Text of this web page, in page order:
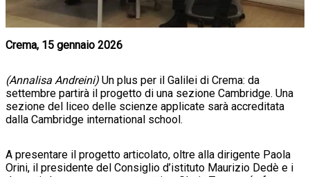
Crema, 15 gennaio 2026
(Annalisa Andreini) Un plus per il Galilei di Crema: da
settembre partirà il progetto di una sezione Cambridge. Una
sezione del liceo delle scienze applicate sarà accreditata
dalla Cambridge international school.
A presentare il progetto articolato, oltre alla dirigente Paola
Orini, il presidente del Consiglio d’istituto Maurizio Dedè e i